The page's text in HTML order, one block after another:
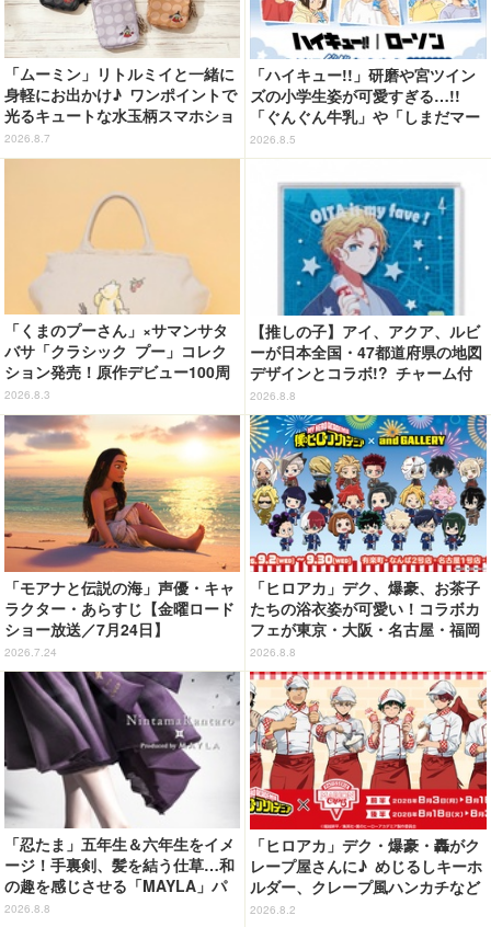
「ムーミン」リトルミイと一緒に
身軽にお出かけ♪ ワンポイントで
光るキュートな水玉柄スマホショ
ルダーが新登場！
2026.8.7
「ハイキュー!!」研磨や宮ツイン
ズの小学生姿が可愛すぎる…!!
「ぐんぐん牛乳」や「しまだマー
ト」デザインのグッズも!? ロー
ソン限定グッズが登場！
2026.8.5
「くまのプーさん」×サマンサタ
バサ「クラシック プー」コレク
ション発売！原作デビュー100周
年記念でハンドバッグや財布など
全6種が登場
2026.8.3
【推しの子】アイ、アクア、ルビ
ーが日本全国・47都道府県の地図
デザインとコラボ!? チャーム付
ピンバッジに♪
2026.8.8
「モアナと伝説の海」声優・キャ
ラクター・あらすじ【金曜ロード
ショー放送／7月24日】
2026.7.24
「ヒロアカ」デク、爆豪、お茶子
たちの浴衣姿が可愛い！コラボカ
フェが東京・大阪・名古屋・福岡
で開催
2026.8.8
「忍たま」五年生＆六年生をイメ
ージ！手裏剣、髪を結う仕草…和
の趣を感じさせる「MAYLA」パ
ンプス
2026.8.8
「ヒロアカ」デク・爆豪・轟がク
レープ屋さんに♪ めじるしキーホ
ルダー、クレープ風ハンカチなど
限定グッズ＆コラボクレープが登
2026.8.2